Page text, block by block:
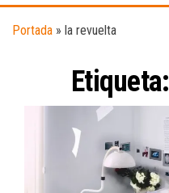
Portada » la revuelta
Etiqueta: